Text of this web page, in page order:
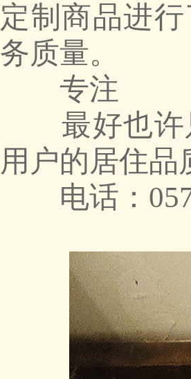
定制商品进
务质量。
专注
最好也许只
用户的居住品
电话：